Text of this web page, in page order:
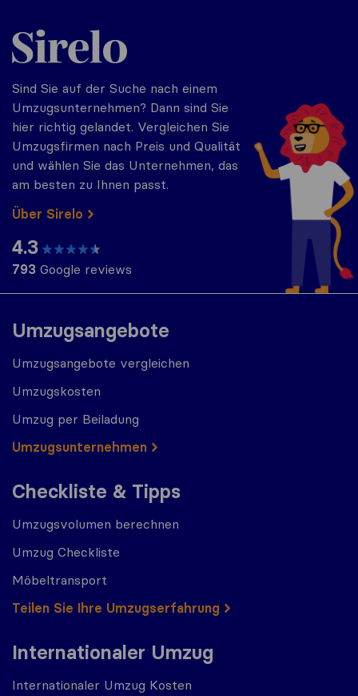
Umzugsangebote
Umzugsangebote vergleichen
Umzugskosten
Umzug per Beiladung
Umzugs​​unternehmen
Checkliste & Tipps
Umzugsvolumen berechnen
Umzug Checkliste
Möbeltransport
Teilen Sie Ihre Umzugserfahrung
Internationaler Umzug
Internationaler Umzug Kosten
Sirelo.at
Sind Sie auf der Suche nach einem
Umzugsunternehmen? Dann sind Sie
hier richtig gelandet. Vergleichen Sie
Umzugsfirmen nach Preis und Qualität
und wählen Sie das Unternehmen, das
am besten zu Ihnen passt.
Über Sirelo
4.3
793 Google reviews